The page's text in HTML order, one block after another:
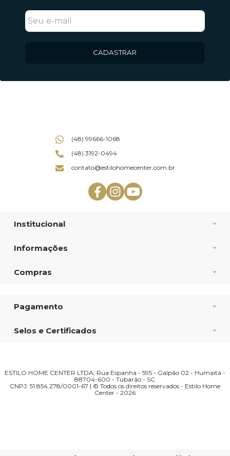
CADASTRAR
Institucional
Informações
Compras
(48) 99666-1068
(48) 3192-0494
contato@estilohomecenter.com.br
Pagamento
Selos e Certificados
ESTILO HOME CENTER LTDA, Rua Espanha - 595 - Galpão 02 - Humaitá -
88704-600 - Tubarão - SC
CNPJ: 51.854.278/0001-67 | © Todos os direitos reservados - Estilo Home
Center - 2026